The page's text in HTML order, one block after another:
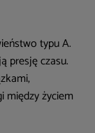
typu A.
presję czasu.
między życiem